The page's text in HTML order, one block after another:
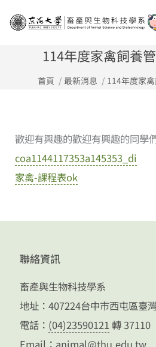
114年度家禽飼養
首頁 最新消息 114年度家
歡迎有興趣的歡迎有興趣的同學
coa1144117353a145353_di
家禽-課程表ok
聯絡資訊
畜產與生物科技學系
地址：407224台中市西屯區臺
電話： (04)23590121 轉 37110
Email： animal@thu.edu.tw